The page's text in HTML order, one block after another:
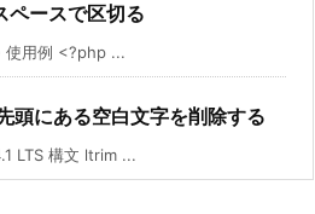
ペースで区切る
用例 <?php ...
にある空白文字を削除する
LTS 構文 ltrim ...